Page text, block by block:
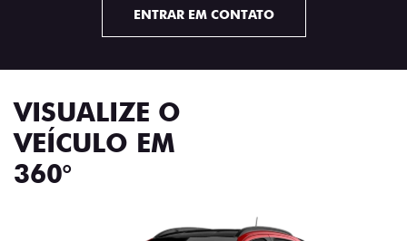
ENTRAR EM CONTATO
VISUALIZE O
VEÍCULO EM
360°